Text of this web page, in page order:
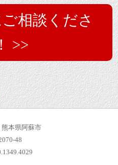
相談くださ
>>
熊本県阿蘇市
48